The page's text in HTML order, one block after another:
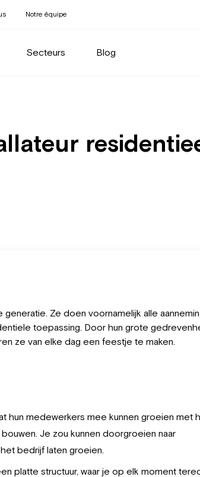
Notre équipe
Secteurs Blog
Ze doen voornamelijk alle
toepassing. Door hun grote
ze van elke dag een feestje te maken.
hun medewerkers mee kunnen groeien met
Je zou kunnen doorgroeien naar
bedrijf laten groeien.
platte structuur, waar je op elk moment